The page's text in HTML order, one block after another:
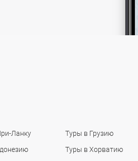
Ланку
Туры в Грузию
Туры в Хорватию